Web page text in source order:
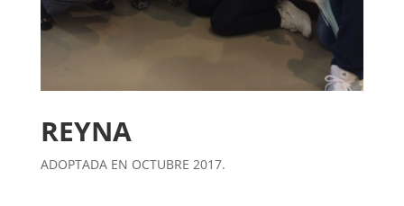
REYNA
ADOPTADA EN OCTUBRE 2017.